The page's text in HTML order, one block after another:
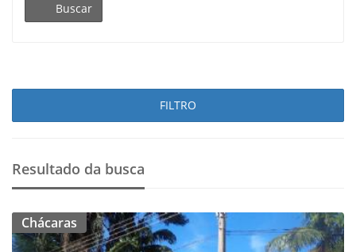
Buscar
FILTRO
Resultado da busca
Chácaras